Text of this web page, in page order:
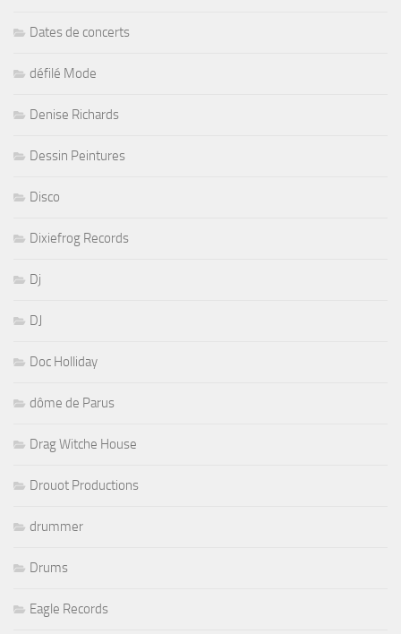
Dates de concerts
défilé Mode
Denise Richards
Dessin Peintures
Disco
Dixiefrog Records
Dj
DJ
Doc Holliday
dôme de Parus
Drag Witche House
Drouot Productions
drummer
Drums
Eagle Records